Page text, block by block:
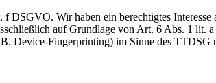
Wir haben ein berechtigtes Interesse
auf Grundlage von Art. 6 Abs. 1
Device-Fingerprinting) im Sinne des